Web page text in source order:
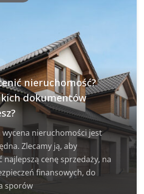
nieruchomość?
dokumentów
nieruchomości jest
Zlecamy ją, aby
najlepszą cenę sprzedaży, na
finansowych, do
sporów